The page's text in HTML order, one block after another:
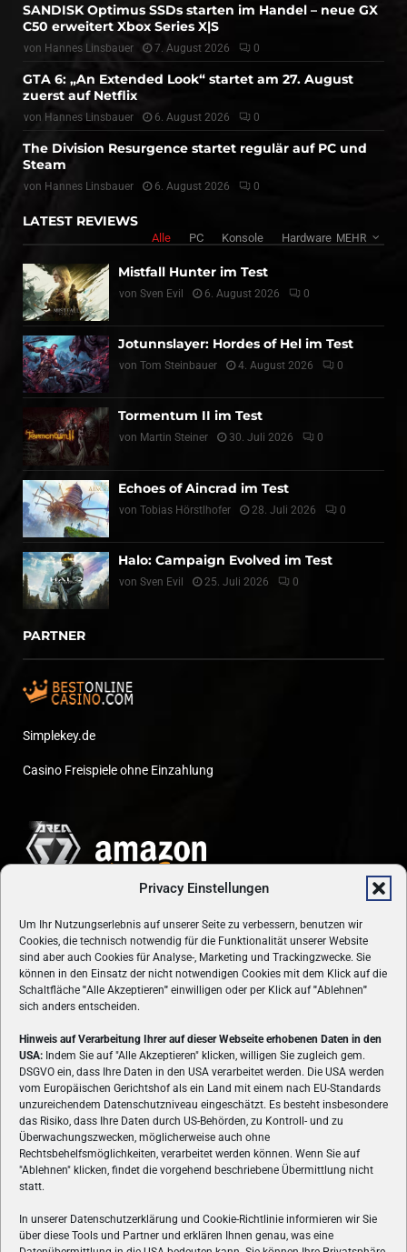
Privacy Einstellungen
Um Ihr Nutzungserlebnis auf unserer Seite zu verbessern, benutzen wir
Cookies, die technisch notwendig für die Funktionalität unserer Website
sind aber auch Cookies für Analyse-, Marketing und Trackingzwecke. Sie
können in den Einsatz der nicht notwendigen Cookies mit dem Klick auf die
Schaltfläche "Alle Akzeptieren" einwilligen oder per Klick auf"Ablehnen"
sich anders entscheiden.
Hinweis auf Verarbeitung Ihrer auf dieser Webseite erhobenen Daten in den
USA: Indem Sie auf "Alle Akzeptieren" klicken, willigen Sie zugleich gem.
DSGVO ein, dass Ihre Daten in den USA verarbeitet werden. Die USA werden
vom Europäischen Gerichtshof als ein Land mit einem nach EU-Standards
unzureichendem Datenschutzniveau eingeschätzt. Es besteht insbesondere
das Risiko, dass Ihre Daten durch US-Behörden, zu Kontroll- und zu
Überwachungszwecken, möglicherweise auch ohne
Rechtsbehelfsmöglichkeiten, verarbeitet werden können. Wenn Sie auf
"Ablehnen" klicken, findet die vorgehend beschriebene Übermittlung nicht
statt.
In unserer Datenschutzerklärung und Cookie-Richtlinie informieren wir Sie
über diese Tools und Partner und erklären Ihnen genau, was eine
SANDISK Optimus SSDs starten im Handel – neue GX
C50 erweitert Xbox Series X|S
von Hannes Linsbauer 7. August 2026 0
GTA 6: „An Extended Look“ startet am 27. August
zuerst auf Netflix
von Hannes Linsbauer 6. August 2026 0
The Division Resurgence startet regulär auf PC und
Steam
von Hannes Linsbauer 6. August 2026 0
LATEST REVIEWS
Alle PC Konsole Hardware MEHR
Mistfall Hunter im Test
von Sven Evil 6. August 2026 0
Jotunnslayer: Hordes of Hel im Test
von Tom Steinbauer 4. August 2026 0
Tormentum II im Test
von Martin Steiner 30. Juli 2026 0
Echoes of Aincrad im Test
von Tobias Hörstlhofer 28. Juli 2026 0
Halo: Campaign Evolved im Test
von Sven Evil 25. Juli 2026 0
PARTNER
Simplekey.de
Casino Freispiele ohne Einzahlung
ÜBER UNS
VON GAMERN, FÜR GAMER! Gamers.at ist das älteste Online-
Spielemagazin Österreichs und bringt täglich aktuelle News,
Reviews und Videos zu PC- und Konsolenspielen, Gaming-
Hardware und aus der Welt des e-Sport's.
FOLGE UNS